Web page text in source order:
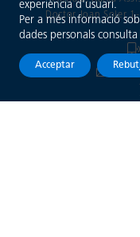
Doctor Joan Soler
experiència d'usuari.
Per a més informació
dades personals
Acceptar